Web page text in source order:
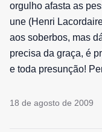
orgulho afasta as
une (Henri
aos soberbos, mas
precisa da graça, é
e toda presunção!
18 de agosto de 2009